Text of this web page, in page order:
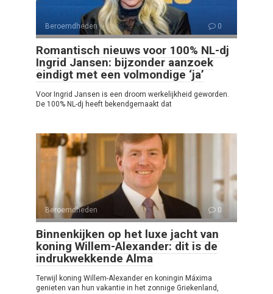
Beroemdheden 0
Romantisch nieuws voor 100% NL-dj
Ingrid Jansen: bijzonder aanzoek
eindigt met een volmondige ‘ja’
Voor Ingrid Jansen is een droom werkelijkheid geworden.
De 100% NL-dj heeft bekendgemaakt dat
Beroemdheden 0
Binnenkijken op het luxe jacht van
koning Willem-Alexander: dit is de
indrukwekkende Alma
Terwijl koning Willem-Alexander en koningin Máxima
genieten van hun vakantie in het zonnige Griekenland,